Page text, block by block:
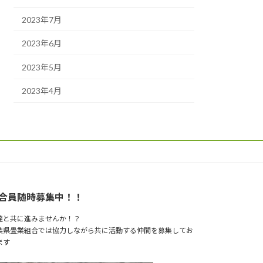
2023年7月
2023年6月
2023年5月
2023年4月
員随時募集中！！
と共に進みませんか！？
県畳業組合では協力しながら共に活動する仲間を募集してお
す